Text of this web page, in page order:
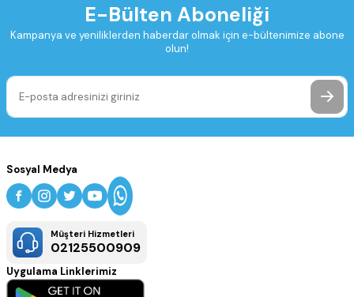
E-Bülten Aboneliği
Kampanya ve yeniliklerden haberdar olmak için e-bültenimize abone
olun!
Sosyal Medya
Müşteri Hizmetleri
02125500909
Uygulama Linklerimiz